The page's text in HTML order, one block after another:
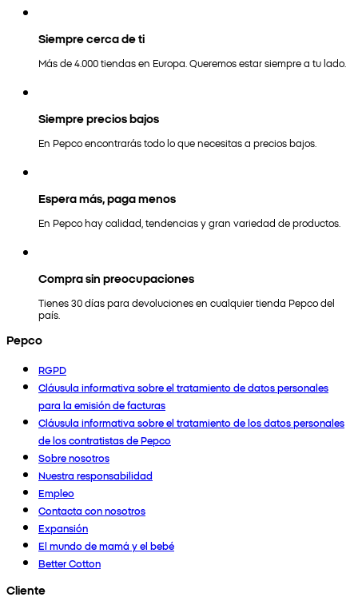
Siempre cerca de ti
Más de 4.000 tiendas en Europa. Queremos estar siempre a tu lado.
Siempre precios bajos
En Pepco encontrarás todo lo que necesitas a precios bajos.
Espera más, paga menos
En Pepco hay calidad, tendencias y gran variedad de productos.
Compra sin preocupaciones
Tienes 30 días para devoluciones en cualquier tienda Pepco del
país.
Pepco
RGPD
Cláusula informativa sobre el tratamiento de datos personales
para la emisión de facturas
Cláusula informativa sobre el tratamiento de los datos personales
de los contratistas de Pepco
Sobre nosotros
Nuestra responsabilidad
Empleo
Contacta con nosotros
Expansión
El mundo de mamá y el bebé
Better Cotton
Cliente